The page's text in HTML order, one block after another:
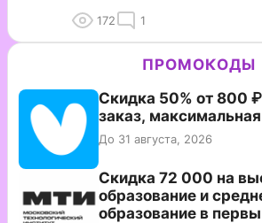
172 1
ПРОМОКОДЫ
Скидка 50% от 800
заказ,
До 31 августа, 2026
Скидка 72 000 на
образование и
образование в